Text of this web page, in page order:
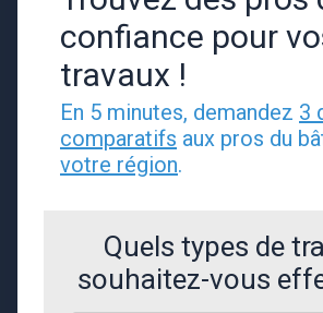
confiance pour
travaux !
En 5 minutes, demandez 3
comparatifs aux pros du
votre région.
Quels types de
souhaitez-vous